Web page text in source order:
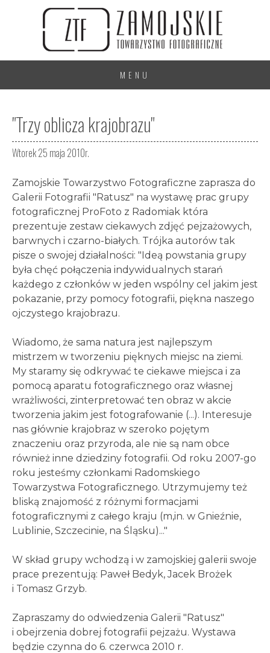
MENU
"Trzy oblicza krajobrazu"
Wtorek 25 maja 2010r.
Zamojskie Towarzystwo Fotograficzne zaprasza do
Galerii Fotografii "Ratusz" na wystawę prac grupy
fotograficznej ProFoto z Radomiak która
prezentuje zestaw ciekawych zdjęć pejzażowych,
barwnych i czarno-białych. Trójka autorów tak
pisze o swojej działalności: "Ideą powstania grupy
była chęć połączenia indywidualnych starań
każdego z członków w jeden wspólny cel jakim jest
pokazanie, przy pomocy fotografii, piękna naszego
ojczystego krajobrazu.
Wiadomo, że sama natura jest najlepszym
mistrzem w tworzeniu pięknych miejsc na ziemi.
My staramy się odkrywać te ciekawe miejsca i za
pomocą aparatu fotograficznego oraz własnej
wrażliwości, zinterpretować ten obraz w akcie
tworzenia jakim jest fotografowanie (...). Interesuje
nas głównie krajobraz w szeroko pojętym
znaczeniu oraz przyroda, ale nie są nam obce
również inne dziedziny fotografii. Od roku 2007-go
roku jesteśmy członkami Radomskiego
Towarzystwa Fotograficznego. Utrzymujemy też
bliską znajomość z różnymi formacjami
fotograficznymi z całego kraju (m,in. w Gnieźnie,
Lublinie, Szczecinie, na Śląsku)..."
W skład grupy wchodzą i w zamojskiej galerii swoje
prace prezentują: Paweł Bedyk, Jacek Brożek
i Tomasz Grzyb.
Zapraszamy do odwiedzenia Galerii "Ratusz"
i obejrzenia dobrej fotografii pejzażu. Wystawa
będzie czynna do 6. czerwca 2010 r.